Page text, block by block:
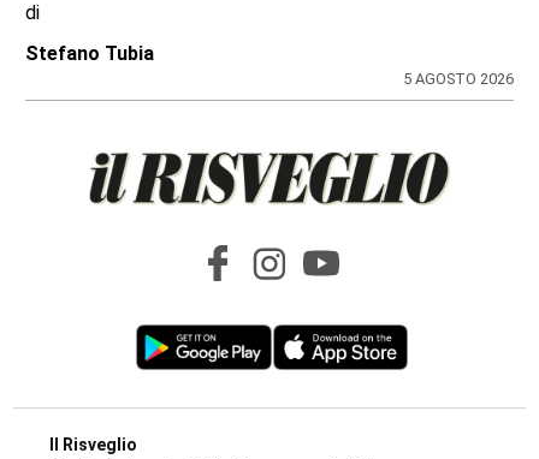
di
Stefano Tubia
5 AGOSTO 2026
Il Risveglio